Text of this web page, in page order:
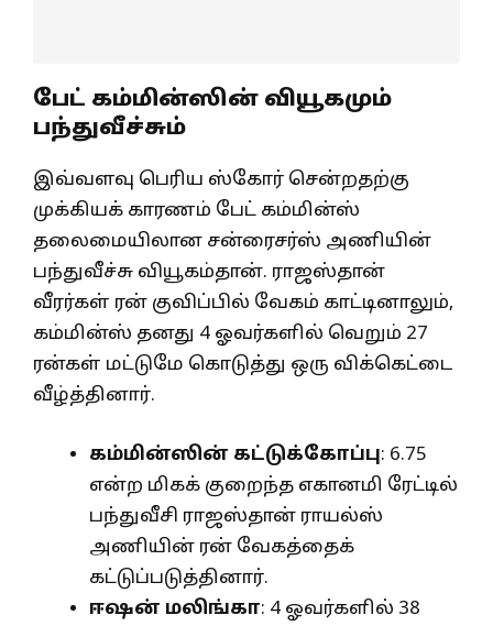
பேட் கம்மின்ஸின் வியூகமும்
பந்துவீச்சும்
இவ்வளவு பெரிய ஸ்கோர் சென்றதற்கு
முக்கியக் காரணம் பேட் கம்மின்ஸ்
தலைமையிலான சன்ரைசர்ஸ் அணியின்
பந்துவீச்சு வியூகம்தான். ராஜஸ்தான்
வீரர்கள் ரன் குவிப்பில் வேகம் காட்டினாலும்,
கம்மின்ஸ் தனது 4 ஓவர்களில் வெறும் 27
ரன்கள் மட்டுமே கொடுத்து ஒரு விக்கெட்டை
வீழ்த்தினார்.
கம்மின்ஸின் கட்டுக்கோப்பு: 6.75
என்ற மிகக் குறைந்த எகானமி ரேட்டில்
பந்துவீசி ராஜஸ்தான் ராயல்ஸ்
அணியின் ரன் வேகத்தைக்
கட்டுப்படுத்தினார்.
ஈஷன் மலிங்கா: 4 ஓவர்களில் 38